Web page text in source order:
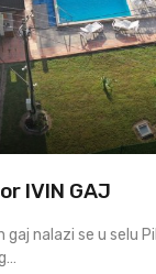
IVIN GAJ
gaj nalazi se u selu